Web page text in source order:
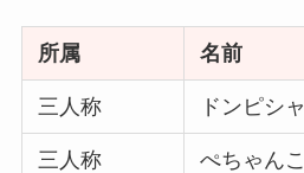
所属 名前
三人称 ドンピシャ
三人称 ぺちゃんこ